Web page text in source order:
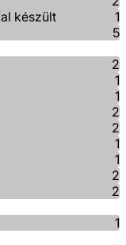
készült
1
5
2
1
1
2
2
1
1
2
2
1